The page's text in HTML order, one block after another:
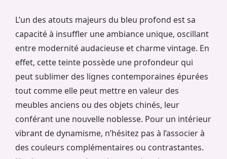
L’un des atouts majeurs du bleu profond est sa
capacité à insuffler une ambiance unique, oscillant
entre modernité audacieuse et charme vintage. En
effet, cette teinte possède une profondeur qui
peut sublimer des lignes contemporaines épurées
tout comme elle peut mettre en valeur des
meubles anciens ou des objets chinés, leur
conférant une nouvelle noblesse. Pour un intérieur
vibrant de dynamisme, n’hésitez pas à l’associer à
des couleurs complémentaires ou contrastantes.